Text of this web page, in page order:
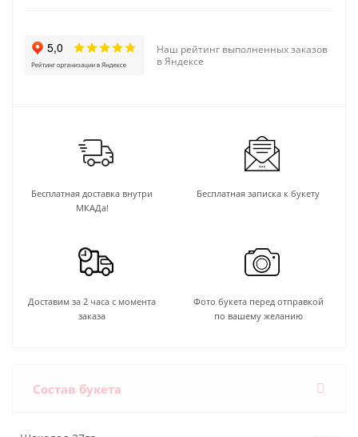
Наш рейтинг выполненных заказов
в Яндексе
Бесплатная доставка внутри
МКАДа!
Бесплатная записка к букету
Доставим за 2 часа с момента
заказа
Фото букета перед отправкой
по вашему желанию
Состав букета